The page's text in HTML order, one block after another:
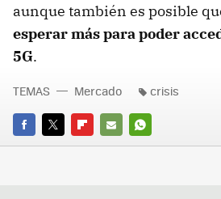
aunque también es posible
esperar más para poder
5G.
FACEBOOK
TWITTERFLIPBOARD
E-
WHATSAPP
TEMAS Mercado crisis